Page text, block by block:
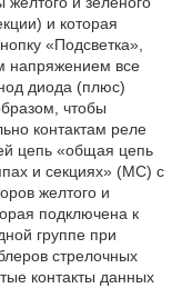
и которая
«Подсветка»,
напряжением все
диода (плюс)
чтобы
контактам реле
цепь «общая цепь
и секциях» (МС) с
желтого и
подключена к
группе при
стрелочных
контакты данных